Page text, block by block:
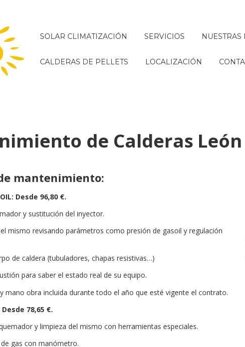
SOLAR CLIMATIZACIÓN SERVICIOS NUESTRAS
CALDERAS DE PELLETS LOCALIZACIÓN
de Calderas León
mantenimiento:
Desde 96,80 €.
y sustitución del inyector.
mismo revisando parámetros como presión de gasoil y regulación
de caldera (tubuladores, chapas resistivas…)
para saber el estado real de su equipo.
mano obra incluida durante todo el año que esté vigente el contrato.
Desde 78,65 €.
y limpieza del mismo con herramientas especiales.
gas con manómetro.